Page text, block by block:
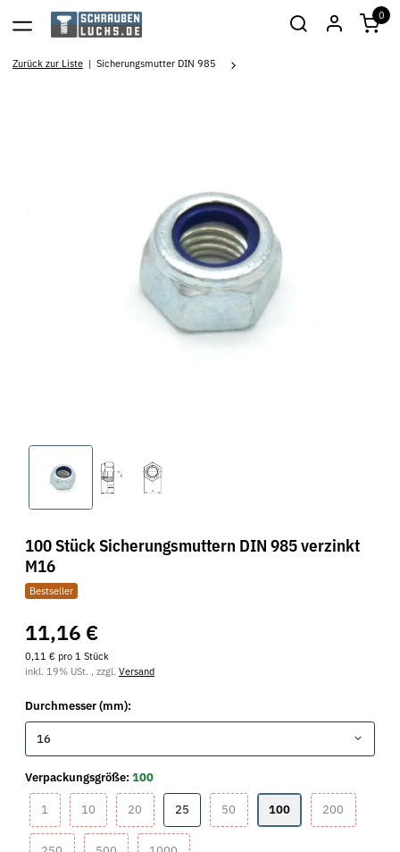
0
Zurück zur Liste Sicherungsmutter DIN 985
100 Stück Sicherungsmuttern DIN 985 verzinkt
M16
Bestseller
11,16 €
0,11 € pro 1 Stück
inkl. 19% USt. , zzgl. Versand
Durchmesser (mm):
16
Verpackungsgröße: 100
1 1010 20 20 2525 50 50 100100 200 200